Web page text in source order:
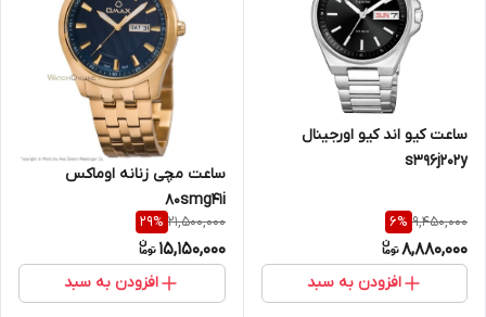
ساعت کیو اند کیو اورجینال
s396j202y
9,450,000
6%
8,880,000
افزودن به سبد
ساعت مچی زنانه اوماکس
80smg41i
21,500,000
29%
15,150,000
افزودن به سبد